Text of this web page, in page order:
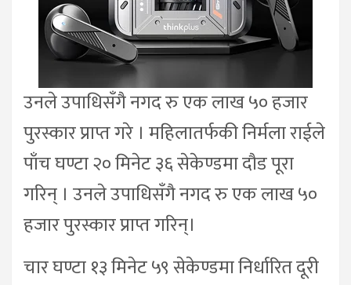
उनले उपाधिसँगै नगद रु एक लाख ५० हजार
पुरस्कार प्राप्त गरे । महिलातर्फकी निर्मला राईले
पाँच घण्टा २० मिनेट ३६ सेकेण्डमा दौड पूरा
गरिन् । उनले उपाधिसँगै नगद रु एक लाख ५०
हजार पुरस्कार प्राप्त गरिन्।
चार घण्टा १३ मिनेट ५९ सेकेण्डमा निर्धारित दूरी